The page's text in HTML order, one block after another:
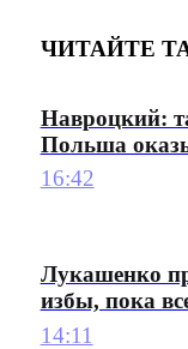
ЧИТАЙТЕ
Навроцкий:
Польша
16:42
Лукашенко
избы, пока
14:11